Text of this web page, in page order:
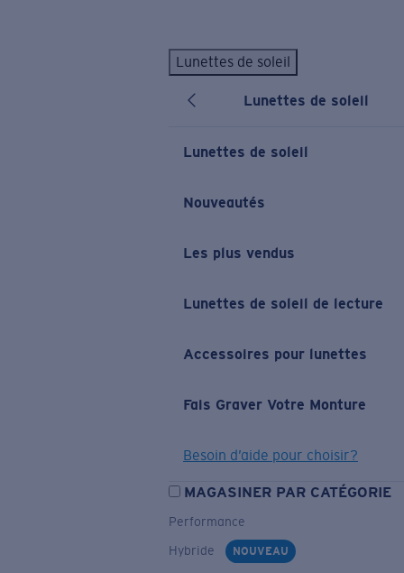
Lunettes de soleil
Lunettes de soleil
Lunettes de soleil
Nouveautés
Les plus vendus
Lunettes de soleil de lecture
Accessoires pour lunettes
Fais Graver Votre Monture
Besoin d’aide pour choisir?
MAGASINER PAR CATÉGORIE
Performance
Hybride
NOUVEAU
LES PLUS RECHERCHÉS
Lunettes de soleil personnalisées Nouveau